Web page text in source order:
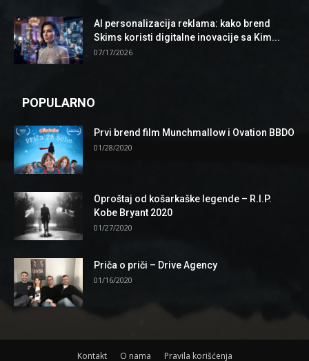
AI personalizacija reklama: kako brend
Skims koristi digitalne inovacije sa Kim...
07/17/2026
POPULARNO
Prvi brend film Munchmallow i Ovation BBDO
01/28/2020
Oproštaj od košarkaške legende – R.I.P.
Kobe Bryant 2020
01/27/2020
Priča o priči – Drive Agency
01/16/2020
Kontakt O nama Pravila korišćenja